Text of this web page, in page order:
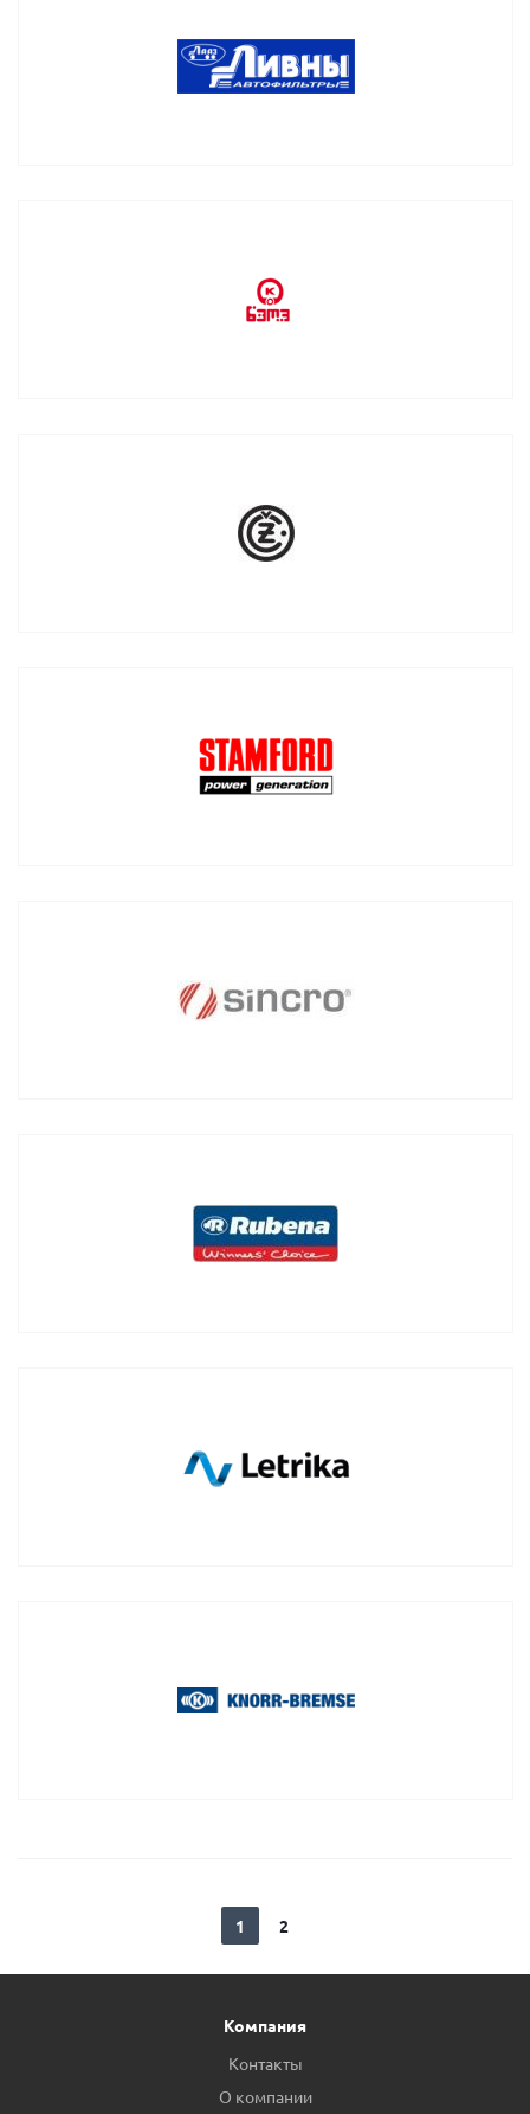
1 2
Компания
Контакты
О компании